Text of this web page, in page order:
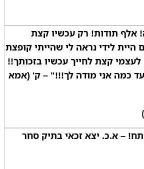
אלף תודות! רק עכשיו קצת
היית לידי נראה לי שהייתי קופצת
קצת לחייך עכשיו בזכותך!!
עד כמה אני מודה לך!!!" – ק' (אמא
– א.כ. יצא זכאי בתיק סחר